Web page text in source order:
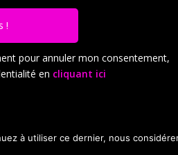
!
pour annuler mon consentement,
en cliquant ici
à utiliser ce dernier, nous